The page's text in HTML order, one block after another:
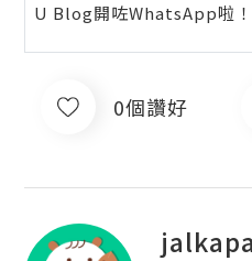
U Blog開咗WhatsApp啦！
0個讚好